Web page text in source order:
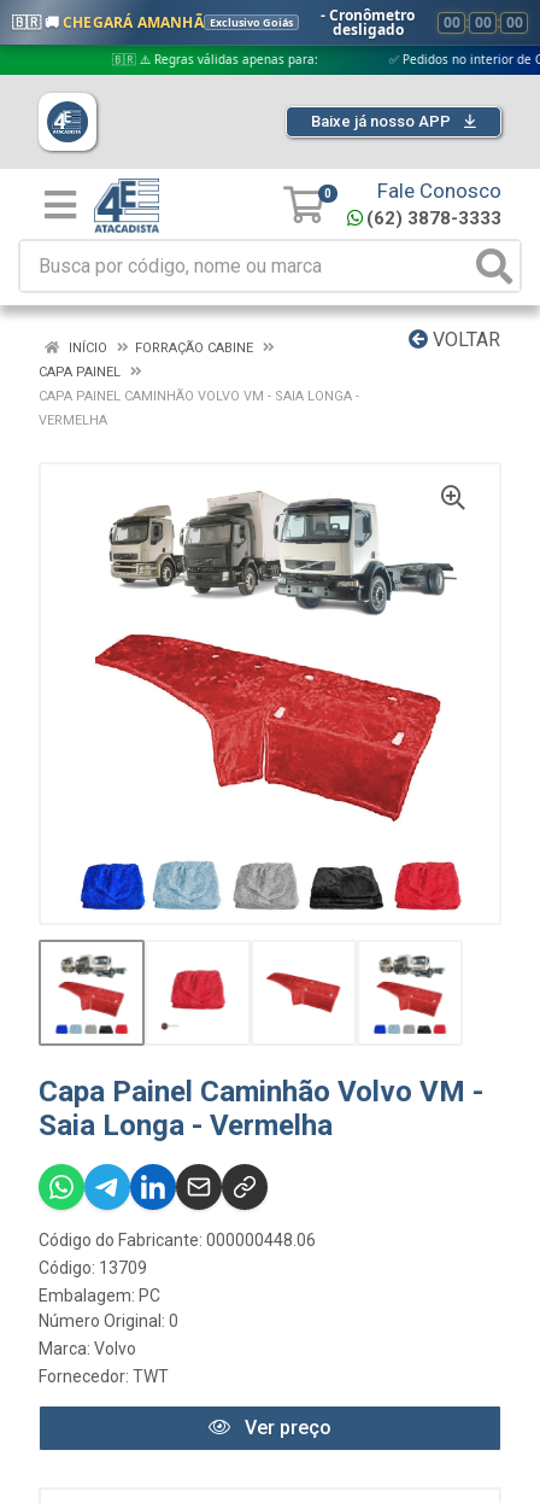
🇧🇷 🚚CHEGARÁ AMANHÃ Exclusivo Goiás - Cronômetro
desligado 00 : 00 : 00
🇧🇷 ⚠️ Regras válidas apenas para: ✅ Pedidos no interior de Goiás
Baixe já nosso APP
0 Fale Conosco
(62) 3878-3333
VOLTAR
INÍCIO
FORRAÇÃO CABINE
CAPA PAINEL
CAPA PAINEL CAMINHÃO VOLVO VM - SAIA LONGA -
VERMELHA
Capa Painel Caminhão Volvo VM -
Saia Longa - Vermelha
Código do Fabricante: 000000448.06
Código: 13709
Embalagem: PC
Número Original: 0
Marca: Volvo
Fornecedor: TWT
Ver preço